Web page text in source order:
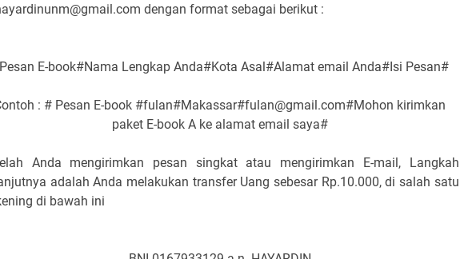
dengan format sebagai berikut :
E-book#Nama Lengkap Anda#Kota Asal#Alamat email Anda#Isi Pesan#
: # Pesan E-book #fulan#Makassar#fulan@gmail.com#Mohon kirimkan
paket E-book A ke alamat email saya#
Anda mengirimkan pesan singkat atau mengirimkan E-mail, Langkah
adalah Anda melakukan transfer Uang sebesar Rp.10.000, di salah satu
di bawah ini